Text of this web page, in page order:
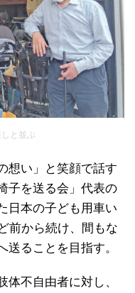
と並ぶ
想い」と笑顔で話す
子を送る会」代表の
日本の子ども用車い
前から続け、間もな
送ることを目指す。
体不自由者に対し、